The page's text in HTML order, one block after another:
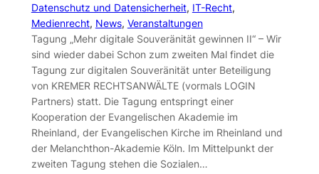
Datenschutz und Datensicherheit, IT-Recht
Medienrecht, News, Veranstaltungen
Tagung „Mehr digitale Souveränität gewinnen II“ – Wir
sind wieder dabei Schon zum zweiten Mal findet die
Tagung zur digitalen Souveränität unter Beteiligung
von KREMER RECHTSANWÄLTE (vormals LOGIN
Partners) statt. Die Tagung entspringt einer
Kooperation der Evangelischen Akademie im
Rheinland, der Evangelischen Kirche im Rheinland und
der Melanchthon-Akademie Köln. Im Mittelpunkt der
zweiten Tagung stehen die Sozialen…